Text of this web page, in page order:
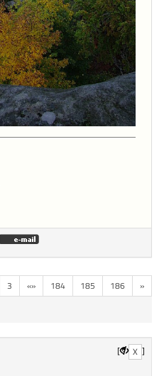
3 «» 184 185 186 »
[ X ]